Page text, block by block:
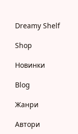
Dreamy Shelf
Shop
Новинки
Blog
Жанри
Автори